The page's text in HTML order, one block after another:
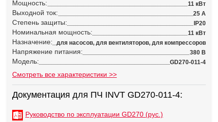
Мощность: 11 кВт
Выходной ток: 25 А
Степень защиты: IP20
Номинальная мощность: 11 кВт
Назначение: для насосов, для вентиляторов, для компрессоров
Напряжение питания: 380 В
Модель: GD270-011-4
Смотреть все характеристики >>
Документация для ПЧ INVT GD270-011-4:
Руководство по эксплуатации GD270 (рус.)